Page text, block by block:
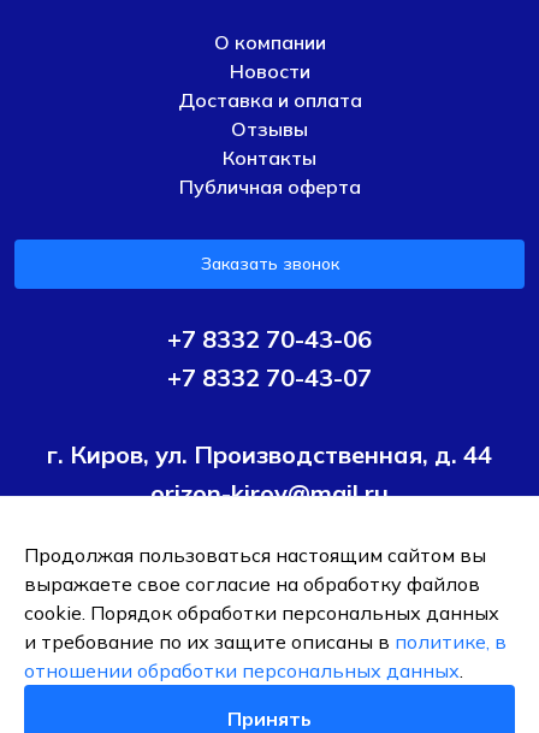
О компании
Новости
Доставка и оплата
Отзывы
Контакты
Публичная оферта
Заказать звонок
+7 8332 70-43-06
+7 8332 70-43-07
г. Киров, ул. Производственная, д. 44
orizon-kirov@mail.ru
Условия политики конфиденциальности
Согласие на
обработку персональных данных
ОБЩЕСТВО С ОГРАНИЧЕННОЙ ОТВЕТСТВЕННОСТЬЮ ТК
"ОРИЗОН-ПОДШИПНИК"
ИНН 4345495376
Продолжая пользоваться настоящим сайтом вы
выражаете свое согласие на обработку файлов
cookie. Порядок обработки персональных данных
и требование по их защите описаны в политике, в
отношении обработки персональных данных.
Принять